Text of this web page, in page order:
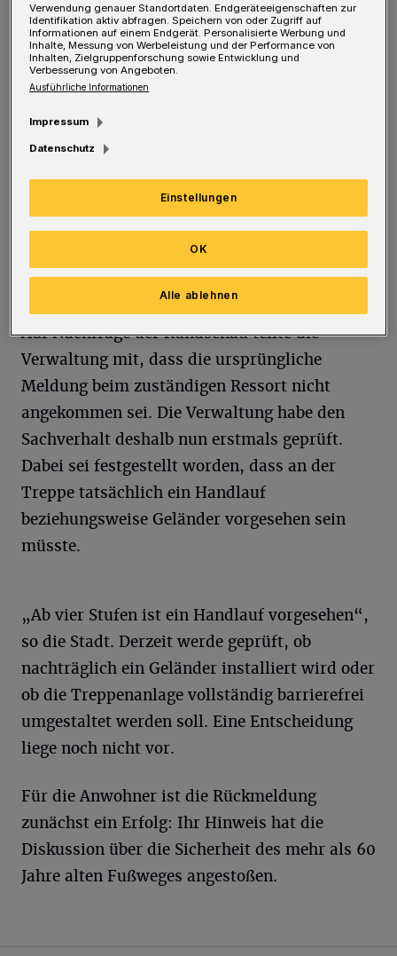
H elmut Pfannkuchen hatte sich im
Namen von Senioren aus dem
Wohnquartier an Bezirksbürgermeister Hans-
Joachim Lüppken gewandt: Die fünfstufige
Treppe habe kein Geländer, was besonders für
Ältere eine Sturzgefahr darstelle. Die
Fußwegverbindung werde regelmäßig genutzt
und sei eine wichtige Verbindung innerhalb
Auf Nachfrage der Rundschau teilte die
Verwaltung mit, dass die ursprüngliche
Meldung beim zuständigen Ressort nicht
angekommen sei. Die Verwaltung habe den
Sachverhalt deshalb nun erstmals geprüft.
Dabei sei festgestellt worden, dass an der
Treppe tatsächlich ein Handlauf
beziehungsweise Geländer vorgesehen sein
müsste.
„Ab vier Stufen ist ein Handlauf vorgesehen“,
so die Stadt. Derzeit werde geprüft, ob
nachträglich ein Geländer installiert wird oder
ob die Treppenanlage vollständig barrierefrei
umgestaltet werden soll. Eine Entscheidung
liege noch nicht vor.
Für die Anwohner ist die Rückmeldung
zunächst ein Erfolg: Ihr Hinweis hat die
Diskussion über die Sicherheit des mehr als 60
Jahre alten Fußweges angestoßen.
Verwendung genauer Standortdaten. Endgeräteeigenschaften zur
Identifikation aktiv abfragen. Speichern von oder Zugriff auf
Informationen auf einem Endgerät. Personalisierte Werbung und
Inhalte, Messung von Werbeleistung und der Performance von
Inhalten, Zielgruppenforschung sowie Entwicklung und
Verbesserung von Angeboten.
Ausführliche Informationen
Impressum
Datenschutz
Einstellungen
Alle ablehnen
OK